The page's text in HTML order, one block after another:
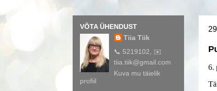
6.
VÕTA ÜHENDUST
Tiia Tiik
📞 5219102, ✉️
tiia.tiik@gmail.com
Kuva mu täielik
profiil